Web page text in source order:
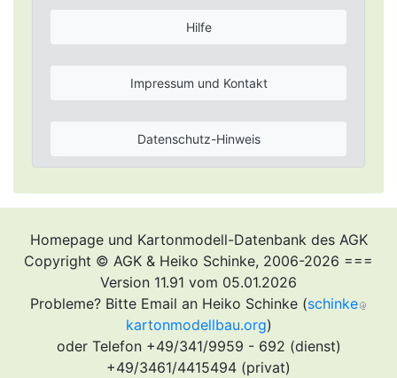
Hilfe
Impressum und Kontakt
Datenschutz-Hinweis
Homepage und Kartonmodell-Datenbank des AGK
Copyright © AGK & Heiko Schinke, 2006-2026 ===
Version 11.91 vom 05.01.2026
Probleme? Bitte Email an Heiko Schinke (schinke
kartonmodellbau.org)
oder Telefon +49/341/9959 - 692 (dienst)
+49/3461/4415494 (privat)